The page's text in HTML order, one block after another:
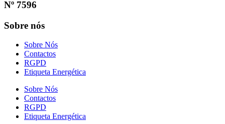
Nº 7596
Sobre nós
Sobre Nós
Contactos
RGPD
Etiqueta Energética
Sobre Nós
Contactos
RGPD
Etiqueta Energética